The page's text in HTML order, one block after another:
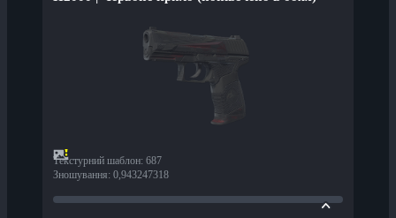
Текстурний шаблон: 687
Зношування: 0,943247318